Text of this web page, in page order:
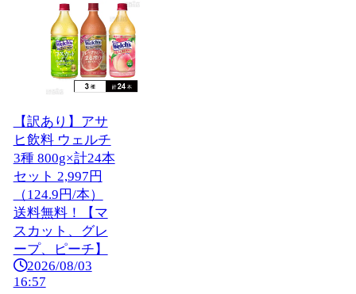
【訳あり】アサ
ヒ飲料 ウェルチ
3種 800g×計24本
セット 2,997円
（124.9円/本）
送料無料！【マ
スカット、グレ
ープ、ピーチ】
2026/08/03
16:57